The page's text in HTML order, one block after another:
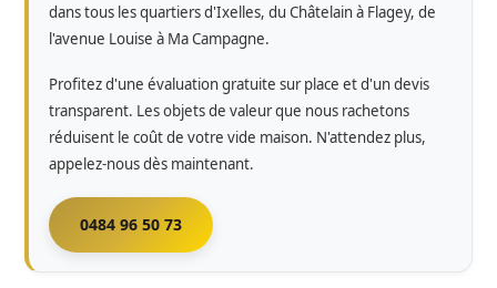
dans tous les quartiers d'Ixelles, du Châtelain à Flagey, de
l'avenue Louise à Ma Campagne.
Profitez d'une évaluation gratuite sur place et d'un devis
transparent. Les objets de valeur que nous rachetons
réduisent le coût de votre vide maison. N'attendez plus,
appelez-nous dès maintenant.
0484 96 50 73